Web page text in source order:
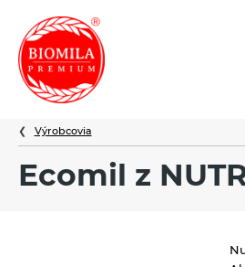
výroba
a
nielen
Výrobcovia
Ecomil z